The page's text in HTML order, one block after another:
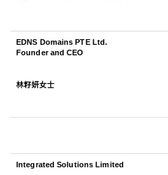
EDNS Domains PTE Ltd.
Founder and CEO
林籽妍女士
Integrated Solutions Limited